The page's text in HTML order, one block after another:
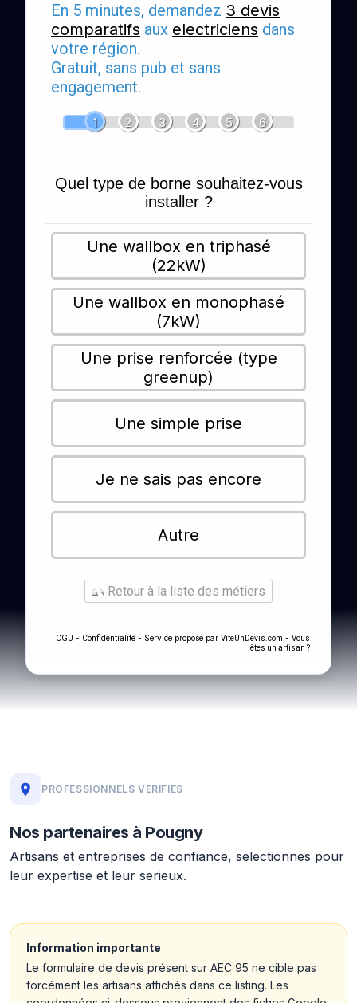
En 5 minutes, demandez 3 devis
comparatifs aux electriciens dans
votre région.
Gratuit, sans pub et sans
engagement.
1 2 3 4 5 6
Quel type de borne souhaitez-vous
installer ?
Une wallbox en triphasé
(22kW)
Une wallbox en monophasé
(7kW)
Une prise renforcée (type
greenup)
Une simple prise
Je ne sais pas encore
Autre
Retour à la liste des métiers
CGU - Confidentialité - Service proposé par ViteUnDevis.com - Vous
êtes un artisan ?
PROFESSIONNELS VERIFIES
Nos partenaires à Pougny
Artisans et entreprises de confiance, selectionnes pour
leur expertise et leur serieux.
Information importante
Le formulaire de devis présent sur AEC 95 ne cible pas
forcément les artisans affichés dans ce listing. Les